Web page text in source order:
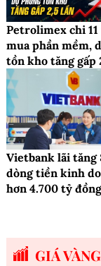
Petrolimex chi
mua phần mềm,
tồn kho tăng gấp
Vietbank lãi tăng
dòng tiền kinh
hơn 4.700 tỷ đồng
GIÁ VÀNG